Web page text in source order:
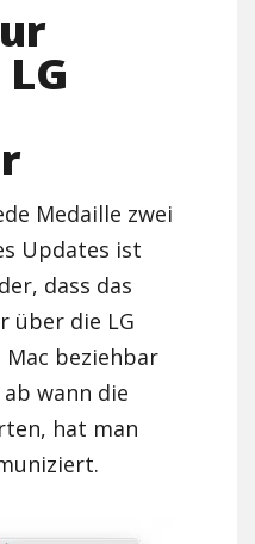
Medaille zwei
Updates ist
dass das
über die LG
Mac beziehbar
wann die
hat man